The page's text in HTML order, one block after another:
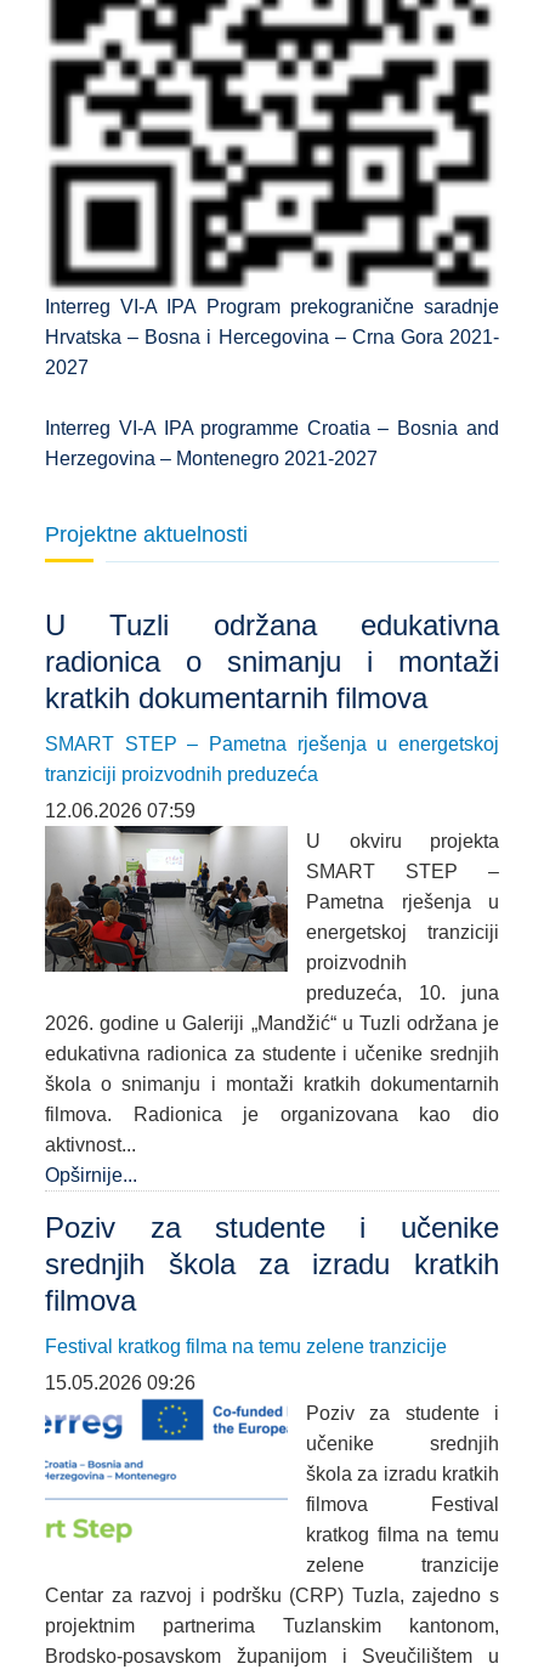
Interreg VI-A IPA Program prekogranične saradnje
Hrvatska – Bosna i Hercegovina – Crna Gora 2021-
2027
Interreg VI-A IPA programme Croatia – Bosnia and
Herzegovina – Montenegro 2021-2027
Projektne aktuelnosti
U Tuzli održana edukativna
radionica o snimanju i montaži
kratkih dokumentarnih filmova
SMART STEP – Pametna rješenja u energetskoj
tranziciji proizvodnih preduzeća
12.06.2026 07:59
U okviru projekta
SMART STEP –
Pametna rješenja u
energetskoj tranziciji
proizvodnih
preduzeća, 10. juna
2026. godine u Galeriji „Mandžić“ u Tuzli održana je
edukativna radionica za studente i učenike srednjih
škola o snimanju i montaži kratkih dokumentarnih
filmova. Radionica je organizovana kao dio
aktivnost...
Opširnije...
Poziv za studente i učenike
srednjih škola za izradu kratkih
filmova
Festival kratkog filma na temu zelene tranzicije
15.05.2026 09:26
Poziv za studente i
učenike srednjih
škola za izradu kratkih
filmova Festival
kratkog filma na temu
zelene tranzicije
Centar za razvoj i podršku (CRP) Tuzla, zajedno s
projektnim partnerima Tuzlanskim kantonom,
Brodsko-posavskom županijom i Sveučilištem u